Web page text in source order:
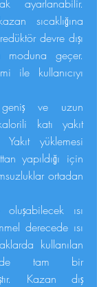
ayarlanabilir.
sıcaklığına
devre dışı
moduna geçer.
ile kullanıcıyı
ve uzun
katı yakıt
yüklemesi
yapıldığı için
ortadan
ısı
derecede ısı
kullanılan
tam bir
Kazan dış